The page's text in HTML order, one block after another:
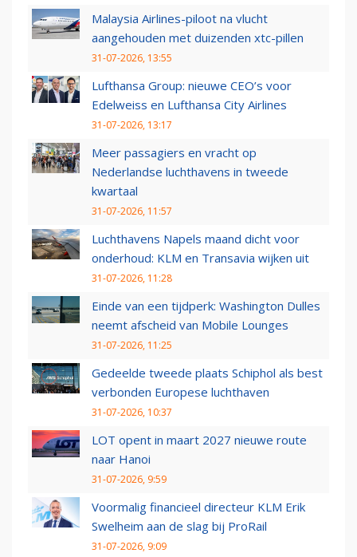
Malaysia Airlines-piloot na vlucht
aangehouden met duizenden xtc-pillen
31-07-2026, 13:55
Lufthansa Group: nieuwe CEO’s voor
Edelweiss en Lufthansa City Airlines
31-07-2026, 13:17
Meer passagiers en vracht op
Nederlandse luchthavens in tweede
kwartaal
31-07-2026, 11:57
Luchthavens Napels maand dicht voor
onderhoud: KLM en Transavia wijken uit
31-07-2026, 11:28
Einde van een tijdperk: Washington Dulles
neemt afscheid van Mobile Lounges
31-07-2026, 11:25
Gedeelde tweede plaats Schiphol als best
verbonden Europese luchthaven
31-07-2026, 10:37
LOT opent in maart 2027 nieuwe route
naar Hanoi
31-07-2026, 9:59
Voormalig financieel directeur KLM Erik
Swelheim aan de slag bij ProRail
31-07-2026, 9:09